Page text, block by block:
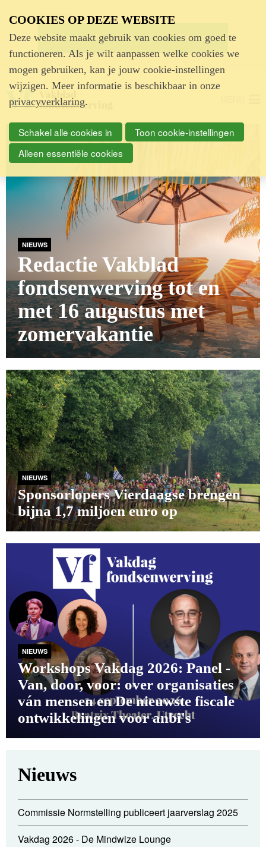
Advertentie
NIEUWS
Redactie Vakblad
fondsenwerving tot en
met 16 augustus met
zomervakantie
NIEUWS
Sponsorlopers Vierdaagse brengen
bijna 1,7 miljoen euro op
NIEUWS
Workshops Vakdag 2026: Panel -
Van, door, voor: over organisaties
ván mensen en De nieuwste fiscale
ontwikkelingen voor anbi's
Nieuws
Commissie Normstelling publiceert jaarverslag 2025
Vakdag 2026 - De Mindwize Lounge
COOKIES OP DEZE WEBSITE
Deze website maakt gebruik van cookies om goed te
functioneren. Als je wilt aanpassen welke cookies we
mogen gebruiken, kan je jouw cookie-instellingen
wijzigen. Meer informatie is beschikbaar in onze
privacyverklaring.
Schakel alle cookies in
Toon cookie-instellingen
Alleen essentiële cookies